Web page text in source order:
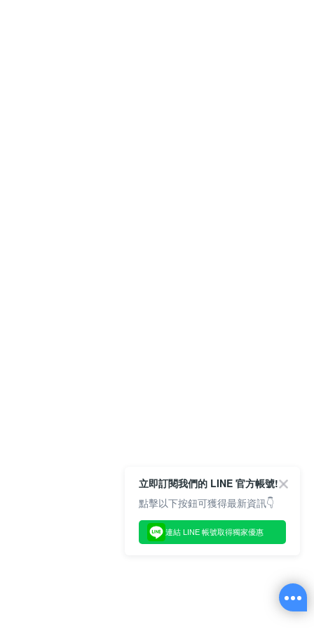
立即訂閱我們的 LINE 官方帳號!
點擊以下按鈕可獲得最新資訊👇
連結 LINE 帳號取得獨家優惠